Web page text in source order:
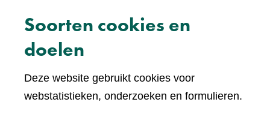
Soorten cookies en
doelen
Deze website gebruikt cookies voor
webstatistieken, onderzoeken en formulieren.